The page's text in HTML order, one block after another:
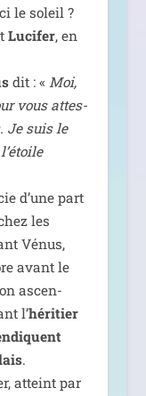
le soleil ?
Lucifer, en
dit : « Moi,
vous attes­
Je suis le
d’une part
les
Vénus,
avant le
ascen­
l’héri­tier
.
atteint par